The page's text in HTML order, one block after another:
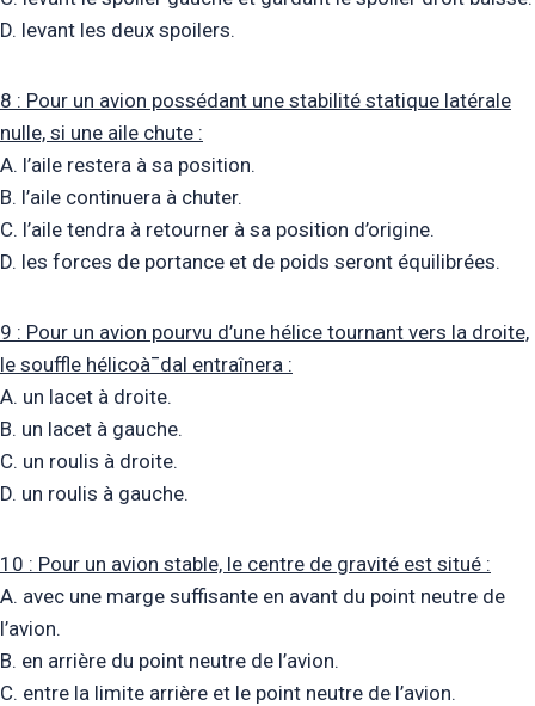
D. levant les deux spoilers.
8 : Pour un avion possédant une stabilité statique latérale
nulle, si une aile chute :
A. l’aile restera à sa position.
B. l’aile continuera à chuter.
C. l’aile tendra à retourner à sa position d’origine.
D. les forces de portance et de poids seront équilibrées.
9 : Pour un avion pourvu d’une hélice tournant vers la droite,
le souffle hélicoà¯dal entraînera :
A. un lacet à droite.
B. un lacet à gauche.
C. un roulis à droite.
D. un roulis à gauche.
10 : Pour un avion stable, le centre de gravité est situé :
A. avec une marge suffisante en avant du point neutre de
l’avion.
B. en arrière du point neutre de l’avion.
C. entre la limite arrière et le point neutre de l’avion.